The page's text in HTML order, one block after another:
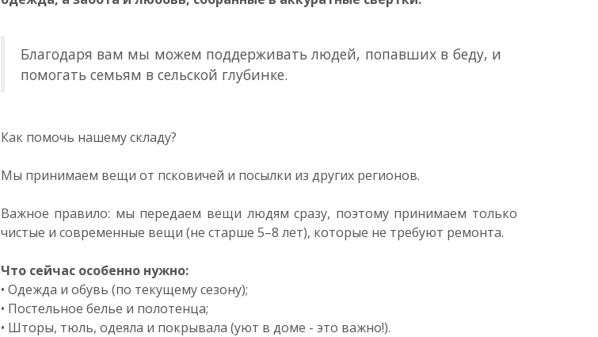
Благодаря вам мы можем поддерживать людей, попавших в беду, и
помогать семьям в сельской глубинке.
Как помочь нашему складу?
Мы принимаем вещи от псковичей и посылки из других регионов.
Важное правило: мы передаем вещи людям сразу, поэтому принимаем только
чистые и современные вещи (не старше 5–8 лет), которые не требуют ремонта.
Что сейчас особенно нужно:
• Одежда и обувь (по текущему сезону);
• Постельное белье и полотенца;
• Шторы, тюль, одеяла и покрывала (уют в доме - это важно!).